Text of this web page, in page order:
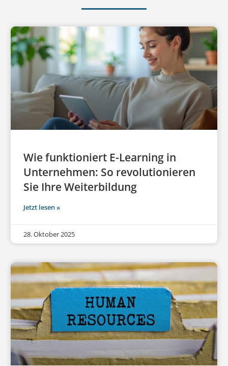
Wie funktioniert E-Learning in
Unternehmen: So revolutionieren
Sie Ihre Weiterbildung
Jetzt lesen »
28. Oktober 2025